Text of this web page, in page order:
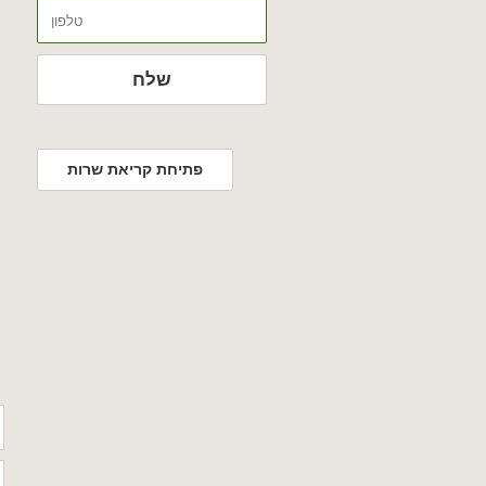
טלפון
שלח
פתיחת קריאת שרות